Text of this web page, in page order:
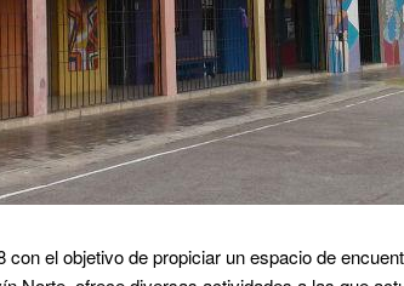
con el objetivo de propiciar un espacio de